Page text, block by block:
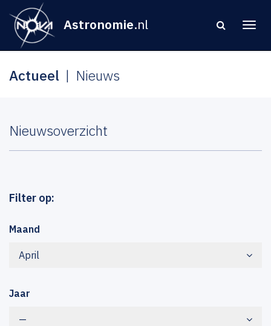
Astronomie.nl
Actueel Nieuws
Nieuwsoverzicht
Filter op:
Maand
April
Jaar
—